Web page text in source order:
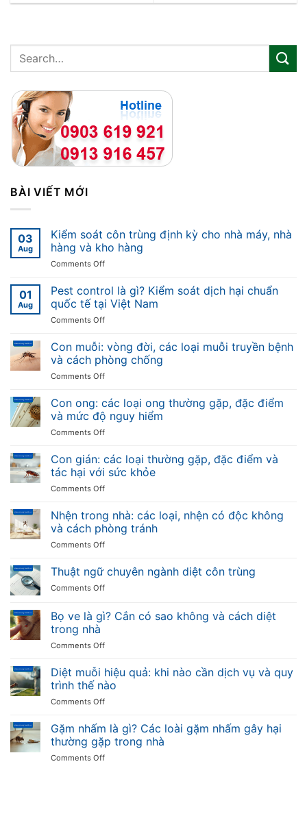
BÀI VIẾT MỚI
03
Aug
Kiểm soát côn trùng định kỳ cho nhà máy, nhà
hàng và kho hàng
Comments Offon
soát
côn
trùng
định
cho
nhà
và
kho
01
Aug
Pest control là gì? Kiểm soát dịch hại chuẩn
quốc tế tại Việt Nam
Comments Offon
control
là
gì?
Kiểm
dịch
hại
chuẩn
tại
Việt
Con muỗi: vòng đời, các loại muỗi truyền bệnh
và cách phòng chống
Comments Offon
muỗi:
vòng
đời,
các
muỗi
truyền
phòng
chống
Con ong: các loại ong thường gặp, đặc điểm
và mức độ nguy hiểm
Comments Offon
ong:
các
loại
ong
gặp,
đặc
điểm
độ
nguy
Con gián: các loại thường gặp, đặc điểm và
tác hại với sức khỏe
Comments Offon
gián:
các
loại
thường
đặc
hại
Nhện trong nhà: các loại, nhện có độc không
và cách phòng tránh
Comments Offon
trong
nhà:
nhện
cách
phòng
Thuật ngữ chuyên ngành diệt côn trùng
Comments Offon
ngữ
chuyên
diệt
trùng
Bọ ve là gì? Cắn có sao không và cách diệt
trong nhà
Comments Offon
ve
là
gì?
Cắn
sao
không
và
Diệt muỗi hiệu quả: khi nào cần dịch vụ và quy
trình thế nào
Comments Offon
muỗi
hiệu
quả:
khi
Gặm nhấm là gì? Các loài gặm nhấm gây hại
thường gặp trong nhà
Comments Offon